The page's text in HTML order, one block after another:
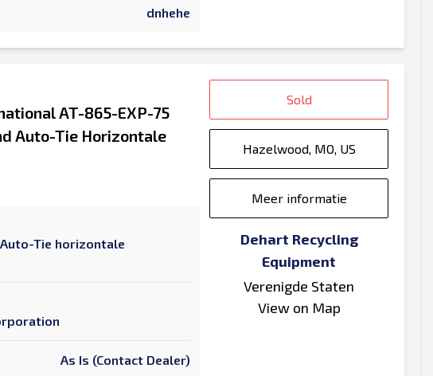
dnhehe
AT-865-EXP-75
Auto-Tie Horizontale
Auto-Tie horizontale
As Is (Contact Dealer)
Sold
Hazelwood, MO, US
Meer informatie
Dehart Recycling
Equipment
Verenigde Staten
View on Map